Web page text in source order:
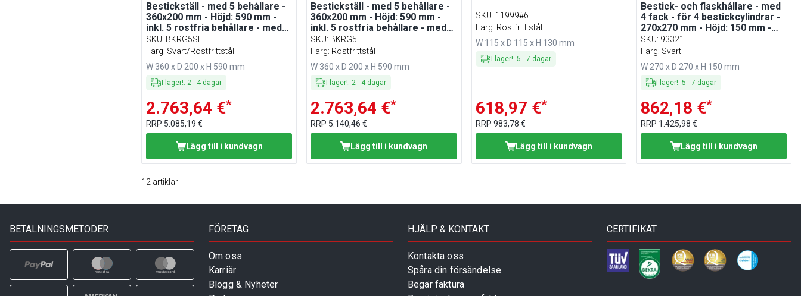
Bestickställ - med 5 behållare -
360x200 mm - Höjd: 590 mm -
inkl. 5 rostfria behållare - med
uttagbar behållare - rostfritt
stål - svart
SKU: BKRG5SE
Färg: Svart/Rostfrittstål
W 360 x D 200 x H 590 mm
I lager!: 2- 4 dagar
2.763,64 €*
RRP 5.085,19 €
Lägg till i kundvagn
Bestickställ - med 5 behållare -
360x200 mm - Höjd: 590 mm -
inkl. 5 rostfria behållare - med
uttagbar behållare - rostfritt
stål
SKU: BKRG5E
Färg: Rostfrittstål
W 360 x D 200 x H 590 mm
I lager!: 2 - 4 dagar
2.763,64 €*
RRP 5.140,46 €
Lägg till i kundvagn
SKU: 11999#6
Färg: Rostfritt stål
W 115 x D 115 x H 130 mm
I lager!:5 -7 dagar
618,97 €*
RRP983,78 €
Lägg till i kundvagn
Bestick- och flaskhållare - med
4 fack - för 4 bestickcylindrar -
270x270 mm - Höjd: 150 mm -
inkl. 4 rostfria bestickcylindrar -
trä och SAN - svart
SKU: 93321
Färg: Svart
W 270 x D 270 x H 150 mm
I lager!: 5 - 7 dagar
862,18 €*
RRP 1.425,98 €
Lägg till i kundvagn
12 artiklar
BETALNINGSMETODER FÖRETAG
Om oss
Karriär
Blogg & Nyheter
HJÄLP & KONTAKT
Kontakta oss
Spåra din försändelse
Begär faktura
CERTIFIKAT